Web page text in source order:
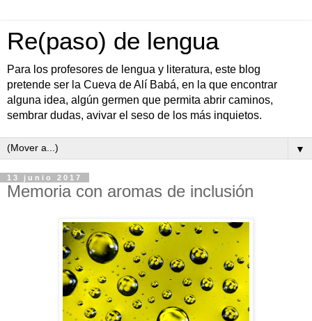
Re(paso) de lengua
Para los profesores de lengua y literatura, este blog
pretende ser la Cueva de Alí Babá, en la que encontrar
alguna idea, algún germen que permita abrir caminos,
sembrar dudas, avivar el seso de los más inquietos.
▼
13 junio 2017
Memoria con aromas de inclusión